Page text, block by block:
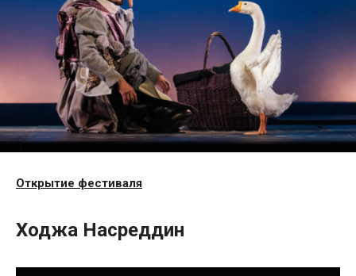
Открытие фестиваля
Ходжа Насреддин